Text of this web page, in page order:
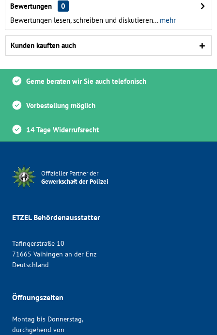
Bewertungen
0
Bewertungen lesen, schreiben und diskutieren...mehr
Kunden kauften auch
Gerne beraten wir Sie auch telefonisch
Vorbestellung möglich
14 Tage Widerrufsrecht
Offizieller Partner der
Gewerkschaft der Polizei
ETZEL Behördenausstatter
Tafingerstraße 10
71665 Vaihingen an der Enz
Deutschland
Öffnungszeiten
Montag bis Donnerstag,
durchgehend von